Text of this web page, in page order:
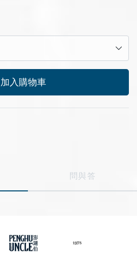
加入購物車
問與答